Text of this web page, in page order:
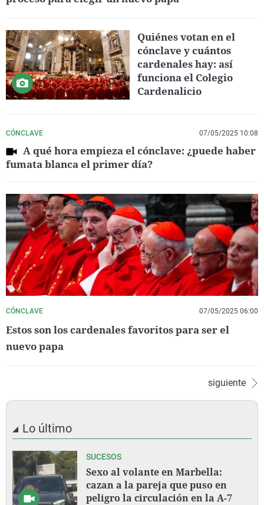
Quiénes votan en el
cónclave y cuántos
cardenales hay: así
funciona el Colegio
Cardenalicio
CÓNCLAVE 07/05/2025 10:08
A qué hora empieza el cónclave: ¿puede haber
fumata blanca el primer día?
CÓNCLAVE 07/05/2025 06:00
Estos son los cardenales favoritos para ser el
nuevo papa
siguiente
Lo último
SUCESOS
Sexo al volante en Marbella:
cazan a la pareja que puso en
peligro la circulación en la A-7